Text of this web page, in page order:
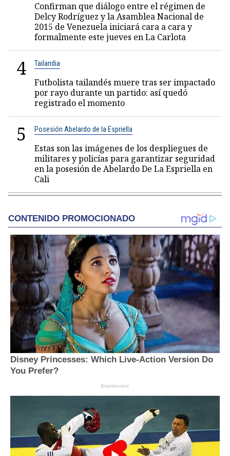
Confirman que diálogo entre el régimen de
Delcy Rodríguez y la Asamblea Nacional de
2015 de Venezuela iniciará cara a cara y
formalmente este jueves en La Carlota
4 Tailandia
Futbolista tailandés muere tras ser impactado
por rayo durante un partido: así quedó
registrado el momento
5 Posesión Abelardo de la Espriella
Estas son las imágenes de los despliegues de
militares y policías para garantizar seguridad
en la posesión de Abelardo De La Espriella en
Cali